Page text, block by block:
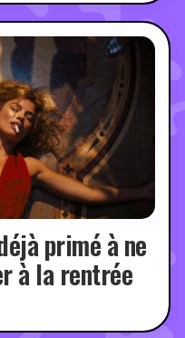
primé à ne
à la rentrée